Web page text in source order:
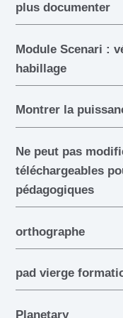
plus documenter
Module Scenari :
habillage
Montrer la
Ne peut pas
téléchargeables
pédagogiques
orthographe
pad vierge
Planetary